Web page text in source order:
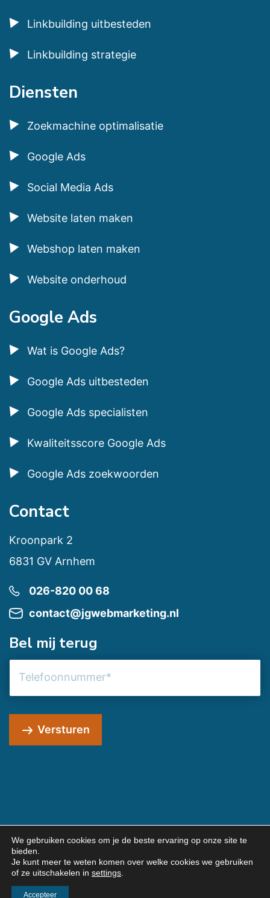
Linkbuilding uitbesteden
Linkbuilding strategie
Diensten
Zoekmachine optimalisatie
Google Ads
Social Media Ads
Website laten maken
Webshop laten maken
Website onderhoud
Google Ads
Wat is Google Ads?
Google Ads uitbesteden
Google Ads specialisten
Kwaliteitsscore Google Ads
Google Ads zoekwoorden
Contact
Kroonpark 2
6831 GV Arnhem
026-820 00 68
contact@jgwebmarketing.nl
Bel mij terug
Versturen
© 2026 JG Webmarketing
Algemene voorwaarden
Sitemap
We gebruiken cookies om je de beste ervaring op onze site te
bieden.
Je kunt meer te weten komen over welke cookies we gebruiken
of ze uitschakelen in settings
Accepteer